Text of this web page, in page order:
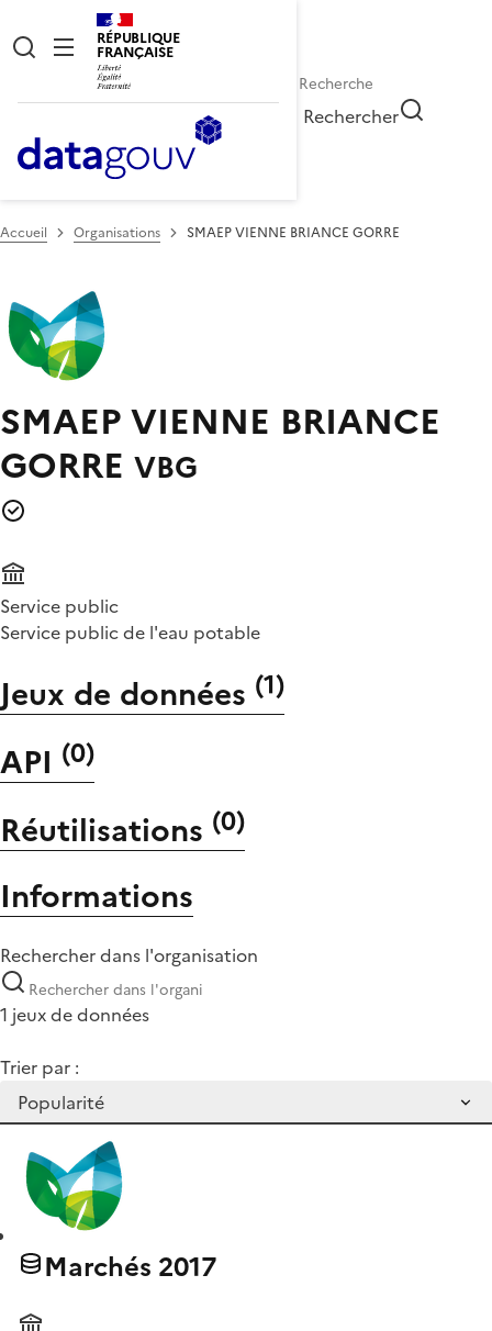
RÉPUBLIQUE
FRANÇAISE
Rechercher
Accueil Organisations SMAEP VIENNE BRIANCE GORRE
SMAEP VIENNE BRIANCE
GORRE VBG
Service public
Service public de l'eau potable
Jeux de données (1)
API (0)
Réutilisations (0)
Informations
Rechercher dans l'organisation
1 jeux de données
Trier par :
Marchés 2017